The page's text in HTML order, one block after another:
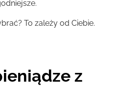
To zależy od Ciebie.
z